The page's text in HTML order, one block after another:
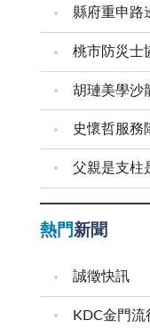
縣府重申路
桃市防災士
史懷哲服務
熱門新聞
誠徵快訊